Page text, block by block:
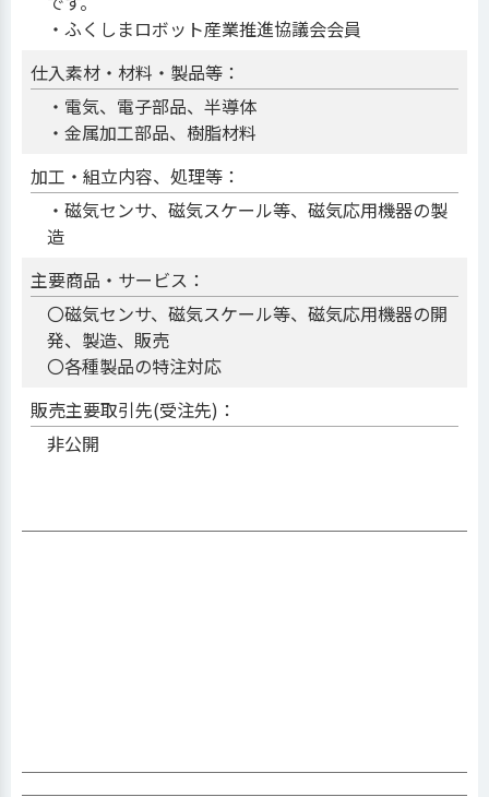
・ふくしまロボット産業推進協議会会員
仕入素材・材料・製品等：
・電気、電子部品、半導体
・金属加工部品、樹脂材料
加工・組立内容、処理等：
・磁気センサ、磁気スケール等、磁気応用機器の製
造
主要商品・サービス：
〇磁気センサ、磁気スケール等、磁気応用機器の開
発、製造、販売
〇各種製品の特注対応
販売主要取引先(受注先)：
非公開